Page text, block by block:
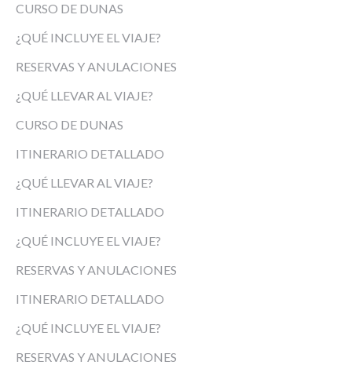
CURSO DE DUNAS
¿QUÉ INCLUYE EL VIAJE?
RESERVAS Y ANULACIONES
¿QUÉ LLEVAR AL VIAJE?
CURSO DE DUNAS
ITINERARIO DETALLADO
¿QUÉ LLEVAR AL VIAJE?
ITINERARIO DETALLADO
¿QUÉ INCLUYE EL VIAJE?
RESERVAS Y ANULACIONES
ITINERARIO DETALLADO
¿QUÉ INCLUYE EL VIAJE?
RESERVAS Y ANULACIONES